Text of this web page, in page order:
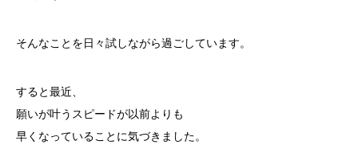
そんなことを日々試しながら過ごしています。
すると最近、
願いが叶うスピードが以前よりも
早くなっていることに気づきました。